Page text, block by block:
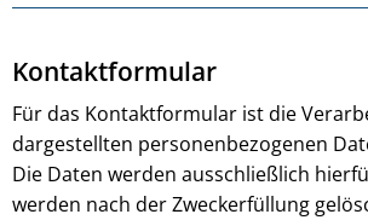
Kontaktformular
Für das Kontaktformular ist die
dargestellten personenbezogenen
Die Daten werden ausschließlich
werden nach der Zweckerfüllung